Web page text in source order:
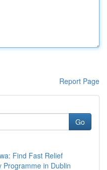
Report Page
Go
Find Fast Relief
Programme in Dublin